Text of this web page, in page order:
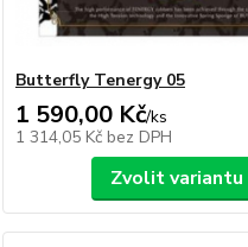
Butterfly Tenergy 05
1 590,00 Kč/ks
1 314,05 Kč bez DPH
Zvolit variantu